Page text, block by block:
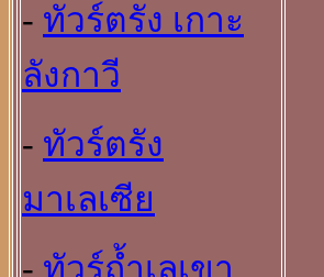
- ทัวร์ตรัง เกาะ
ลังกาวี
- ทัวร์ตรัง
มาเลเซีย
- ทัวร์ถ้ำเลเขา